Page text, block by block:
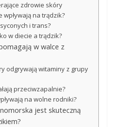
zdrowie skóry
wpływają na trądzik?
i trans?
w diecie a trądzik?
w walce z
odgrywają witaminy z grupy
przeciwzapalnie?
na wolne rodniki?
jest skuteczną